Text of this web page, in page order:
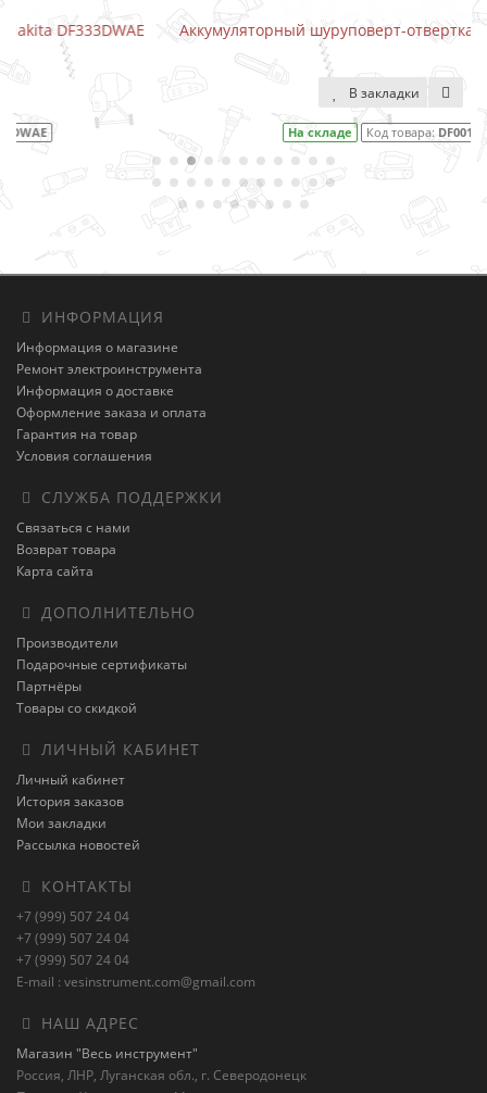
Аккумуляторный шуруповерт-отвертка Makita DF001DW
На складе Код товара:DF001DW
ИНФОРМАЦИЯ
Информация о магазине
Ремонт электроинструмента
Информация о доставке
Оформление заказа и оплата
Гарантия на товар
Условия соглашения
СЛУЖБА ПОДДЕРЖКИ
Связаться с нами
Возврат товара
Карта сайта
ДОПОЛНИТЕЛЬНО
Производители
Подарочные сертификаты
Партнёры
Товары со скидкой
ЛИЧНЫЙ КАБИНЕТ
Личный кабинет
История заказов
Мои закладки
Рассылка новостей
КОНТАКТЫ
+7 (999) 507 24 04
+7 (999) 507 24 04
+7 (999) 507 24 04
E-mail : vesinstrument.com@gmail.com
НАШ АДРЕС
Магазин "Весь инструмент"
Россия, ЛНР, Луганская обл., г. Северодонецк